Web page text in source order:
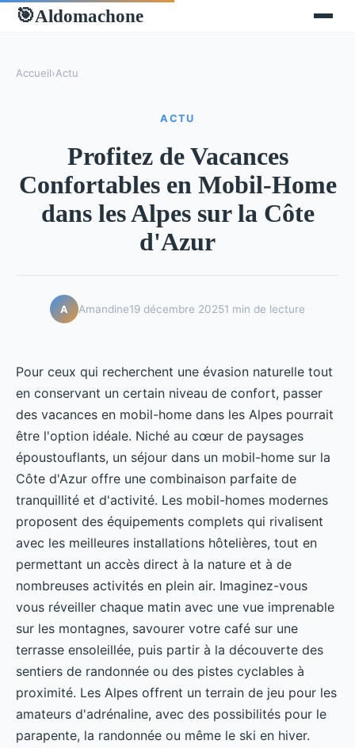
🎯Aldomachone
Accueil›Actu
ACTU
Profitez de Vacances
Confortables en Mobil-Home
dans les Alpes sur la Côte
d'Azur
A Amandine19 décembre 20251 min de lecture
Pour ceux qui recherchent une évasion naturelle tout
en conservant un certain niveau de confort, passer
des vacances en mobil-home dans les Alpes pourrait
être l'option idéale. Niché au cœur de paysages
époustouflants, un séjour dans un mobil-home sur la
Côte d'Azur offre une combinaison parfaite de
tranquillité et d'activité. Les mobil-homes modernes
proposent des équipements complets qui rivalisent
avec les meilleures installations hôtelières, tout en
permettant un accès direct à la nature et à de
nombreuses activités en plein air. Imaginez-vous
vous réveiller chaque matin avec une vue imprenable
sur les montagnes, savourer votre café sur une
terrasse ensoleillée, puis partir à la découverte des
sentiers de randonnée ou des pistes cyclables à
proximité. Les Alpes offrent un terrain de jeu pour les
amateurs d'adrénaline, avec des possibilités pour le
parapente, la randonnée ou même le ski en hiver.